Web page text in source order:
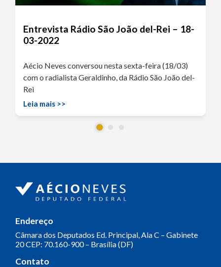
Entrevista Rádio São João del-Rei – 18-
03-2022
Aécio Neves conversou nesta sexta-feira (18/03)
com o radialista Geraldinho, da Rádio São João del-
Rei
Leia mais >>
Endereço
Câmara dos Deputados Ed. Principal, Ala C – Gabinete
20CEP: 70.160-900 – Brasília (DF)
Contato